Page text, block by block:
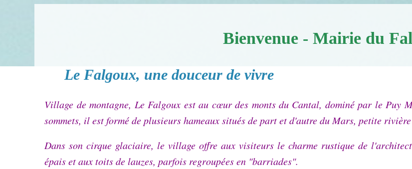
Bienvenue - Mairie du
Le Falgoux, une douceur de vivre
Village de montagne, Le Falgoux est au cœur des monts du Cantal, dominé par le Puy
sommets, il est formé de plusieurs hameaux situés de part et d'autre du Mars, petite
Dans son cirque glaciaire, le village offre aux visiteurs le charme rustique de
épais et aux toits de lauzes, parfois regroupées en "barriades".